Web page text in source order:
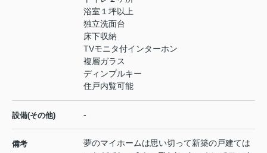
浴室１坪以上
独立洗面台
床下収納
TVモニタ付インターホン
複層ガラス
ディンプルキー
住戸内覧可能
設備(その他) -
備考
夢のマイホームは思い切って新築の戸建ては